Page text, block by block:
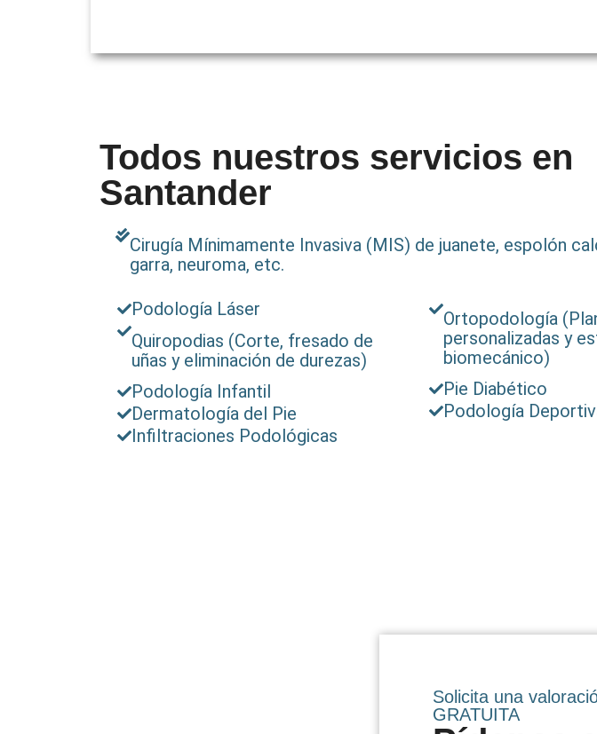
Todos nuestros servicios en
Santander
Cirugía Mínimamente Invasiva (MIS) de juanete, espolón
garra, neuroma, etc.
Podología Láser
Quiropodias (Corte, fresado de
uñas y eliminación de durezas)
Podología Infantil
Dermatología del Pie
Infiltraciones Podológicas
Ortopodología
personalizadas y
biomecánico)
Pie Diabético
Podología
Solicita una
GRATUITA